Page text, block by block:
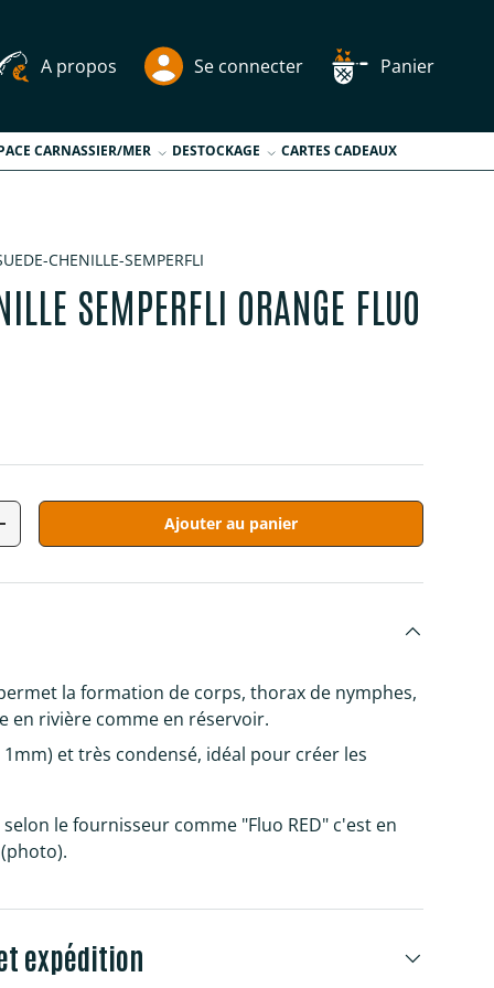
A propos Se connecter Panier
CARNASSIER/MER DESTOCKAGE CARTES CADEAUX
CHENILLE-SEMPERFLI
SEMPERFLI ORANGE FLUO
la quantitéAjouter au panier
la formation de corps, thorax de nymphes,
en rivière comme en réservoir.
1mm) et très condensé, idéal pour créer les
le fournisseur comme "Fluo RED" c'est en
expédition